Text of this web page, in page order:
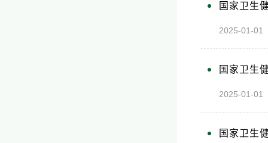
国家卫生
2025-01-
国家卫生
2025-01-
国家卫生